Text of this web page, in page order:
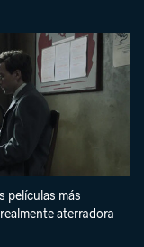
películas más
aterradora